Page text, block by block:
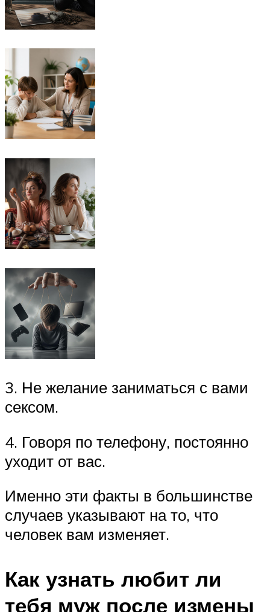
3. Не желание заниматься с вами
сексом.
4. Говоря по телефону, постоянно
уходит от вас.
Именно эти факты в большинстве
случаев указывают на то, что
человек вам изменяет.
Как узнать любит ли
тебя муж после измены